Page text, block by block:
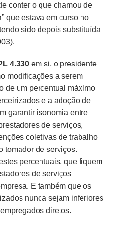
conter o que chamou de
que estava em curso no
sido depois substituída
4.330 em si, o presidente
modificações a serem
de um percentual máximo
e a adoção de
garantir isonomia entre
de serviços,
coletivas de trabalho
tomador de serviços.
percentuais, que fiquem
de serviços
E também que os
nunca sejam inferiores
diretos.